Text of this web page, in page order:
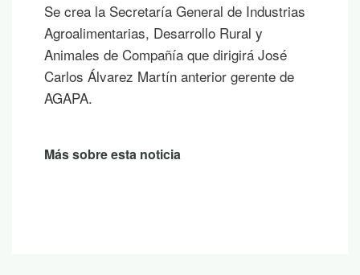
Se crea la Secretaría General de Industrias
Agroalimentarias, Desarrollo Rural y
Animales de Compañía que dirigirá José
Carlos Álvarez Martín anterior gerente de
AGAPA.
Más sobre esta noticia